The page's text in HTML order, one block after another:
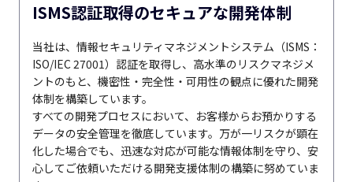
ISMS認証取得のセキュアな開発体制
当社は、情報セキュリティマネジメントシステム（ISMS：
ISO/IEC 27001）認証を取得し、高水準のリスクマネジメ
ントのもと、機密性・完全性・可用性の観点に優れた開発
体制を構築しています。
すべての開発プロセスにおいて、お客様からお預かりする
データの安全管理を徹底しています。万が一リスクが顕在
化した場合でも、迅速な対応が可能な情報体制を守り、安
心してご依頼いただける開発支援体制の構築に努めていま